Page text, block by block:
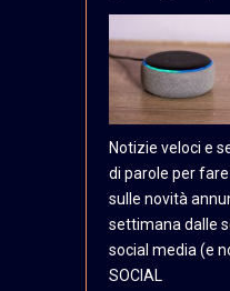
Notizie veloci e
di parole per fare
sulle novità
settimana dalle
social media (e
SOCIAL